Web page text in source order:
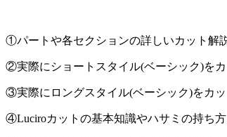
①パートや各セクションの詳しいカット解
②実際にショートスタイル(ベーシック)を
③実際にロングスタイル(ベーシック)をカ
④Luciroカットの基本知識やハサミの持ち